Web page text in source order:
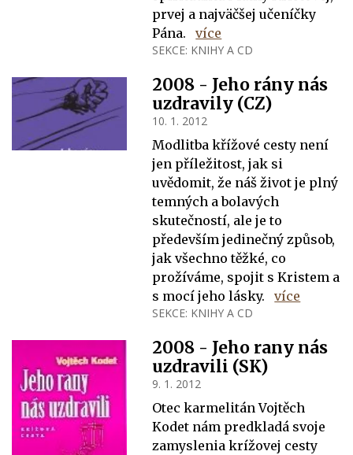
prvej a najväčšej učeníčky
Pána.
více
SEKCE: KNIHY A CD
2008 - Jeho rány nás
uzdravily (CZ)
10. 1. 2012
Modlitba křížové cesty není
jen příležitost, jak si
uvědomit, že náš život je plný
temných a bolavých
skutečností, ale je to
především jedinečný způsob,
jak všechno těžké, co
prožíváme, spojit s Kristem a
s mocí jeho lásky.
více
SEKCE: KNIHY A CD
2008 - Jeho rany nás
uzdravili (SK)
9. 1. 2012
Otec karmelitán Vojtěch
Kodet nám predkladá svoje
zamyslenia krížovej cesty